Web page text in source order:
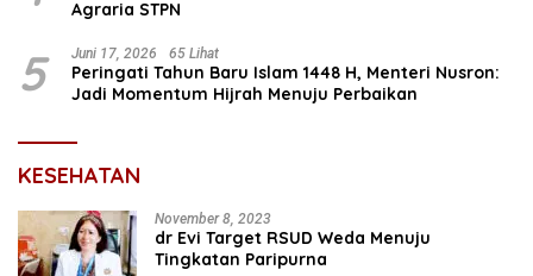
Agraria STPN
5 Juni 17, 2026 65 Lihat
Peringati Tahun Baru Islam 1448 H, Menteri Nusron:
Jadi Momentum Hijrah Menuju Perbaikan
KESEHATAN
November 8, 2023
dr Evi Target RSUD Weda Menuju
Tingkatan Paripurna